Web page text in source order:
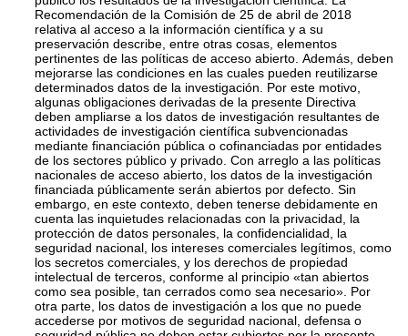
Recomendación de la Comisión de 25 de abril de 2018
relativa al acceso a la información científica y a su
preservación describe, entre otras cosas, elementos
pertinentes de las políticas de acceso abierto. Además, deben
mejorarse las condiciones en las cuales pueden reutilizarse
determinados datos de la investigación. Por este motivo,
algunas obligaciones derivadas de la presente Directiva
deben ampliarse a los datos de investigación resultantes de
actividades de investigación científica subvencionadas
mediante financiación pública o cofinanciadas por entidades
de los sectores público y privado. Con arreglo a las políticas
nacionales de acceso abierto, los datos de la investigación
financiada públicamente serán abiertos por defecto. Sin
embargo, en este contexto, deben tenerse debidamente en
cuenta las inquietudes relacionadas con la privacidad, la
protección de datos personales, la confidencialidad, la
seguridad nacional, los intereses comerciales legítimos, como
los secretos comerciales, y los derechos de propiedad
intelectual de terceros, conforme al principio «tan abiertos
como sea posible, tan cerrados como sea necesario». Por
otra parte, los datos de investigación a los que no puede
accederse por motivos de seguridad nacional, defensa o